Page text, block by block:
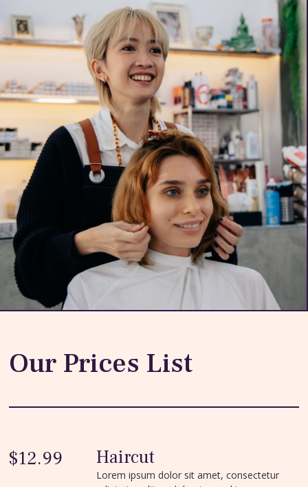
Our Prices List
$12.99 Haircut
Lorem ipsum dolor sit amet, consectetur